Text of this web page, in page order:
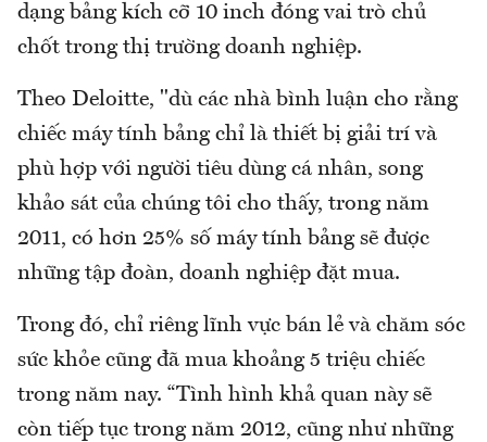
dạng bảng kích cỡ 10 inch đóng vai trò chủ
chốt trong thị trường doanh nghiệp.
Theo Deloitte, "dù các nhà bình luận cho rằng
chiếc máy tính bảng chỉ là thiết bị giải trí và
phù hợp với người tiêu dùng cá nhân, song
khảo sát của chúng tôi cho thấy, trong năm
2011, có hơn 25% số máy tính bảng sẽ được
những tập đoàn, doanh nghiệp đặt mua.
Trong đó, chỉ riêng lĩnh vực bán lẻ và chăm sóc
sức khỏe cũng đã mua khoảng 5 triệu chiếc
trong năm nay. “Tình hình khả quan này sẽ
còn tiếp tục trong năm 2012, cũng như những